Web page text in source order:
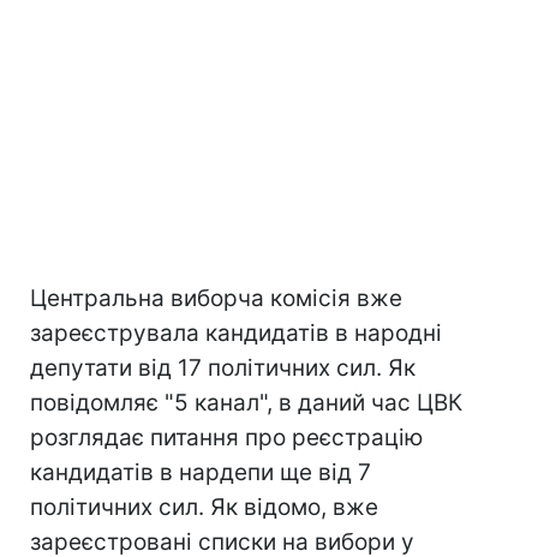
Центральна виборча комісія вже
зареєструвала кандидатів в народні
депутати від 17 політичних сил. Як
повідомляє "5 канал", в даний час ЦВК
розглядає питання про реєстрацію
кандидатів в нардепи ще від 7
політичних сил. Як відомо, вже
зареєстровані списки на вибори у